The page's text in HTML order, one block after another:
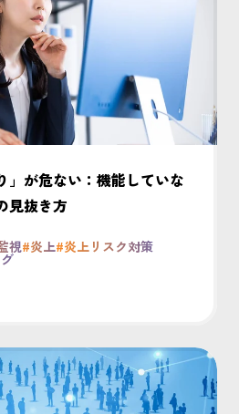
」が危ない：機能していな
見抜き方
視#炎上#炎上リスク対策